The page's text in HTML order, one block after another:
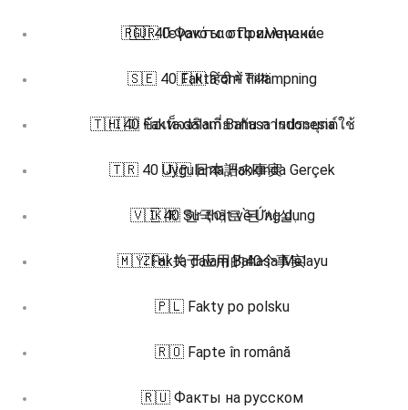
🇷🇺 40 Факты о Применение
🇸🇪 40 Fakta om Tillämpning
🇹🇭 40 ข้อเท็จจริงเกี่ยวกับ การประยุกต์ใช้
🇹🇷 40 Uygulama Hakkında Gerçek
🇻🇮 40 Sự thật về Ứng dụng
🇿🇭 关于应用的40个事实
🇬🇷 Γεγονότα στα ελληνικά
🇮🇳 हिंदी में तथ्य
🇮🇩 Fakta dalam Bahasa Indonesia
🇯🇵 日本語の事実
🇰🇷 한국어로 된 사실
🇲🇾 Fakta dalam Bahasa Melayu
🇵🇱 Fakty po polsku
🇷🇴 Fapte în română
🇷🇺 Факты на русском